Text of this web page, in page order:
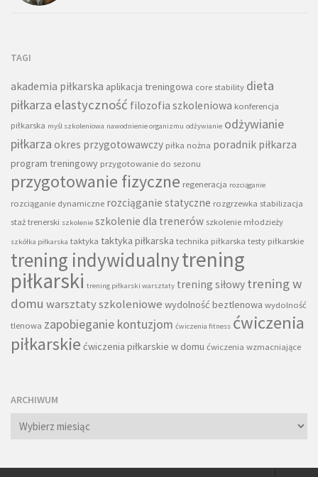
TAGI
akademia piłkarska aplikacja treningowa core stability dieta
piłkarza elastyczność filozofia szkoleniowa konferencja
piłkarska myśl szkoleniowa nawodnienie organizmu odżywianie odżywianie
piłkarza okres przygotowawczy piłka nożna poradnik piłkarza
program treningowy przygotowanie do sezonu
przygotowanie fizyczne regeneracja rozciąganie
rozciąganie dynamiczne rozciąganie statyczne rozgrzewka stabilizacja
staż trenerski szkolenie szkolenie dla trenerów szkolenie młodzieży
szkółka piłkarska taktyka taktyka piłkarska technika piłkarska testy piłkarskie
trening indywidualnytrening
piłkarski trening piłkarski warsztaty trening siłowy trening w
domu warsztaty szkoleniowe wydolność beztlenowa wydolność
tlenowa zapobieganie kontuzjom ćwiczenia fitness ćwiczenia
piłkarskie ćwiczenia piłkarskie w domu ćwiczenia wzmacniające
ARCHIWUM
Archiwum